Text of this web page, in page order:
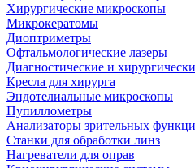
Хирургические микроскопы
Микрокератомы
Диоптриметры
Офтальмологические лазеры
Диагностические и
Кресла для хирурга
Эндотелиальные микроскопы
Пупиллометры
Анализаторы зрительных
Станки для обработки линз
Нагреватели для оправ